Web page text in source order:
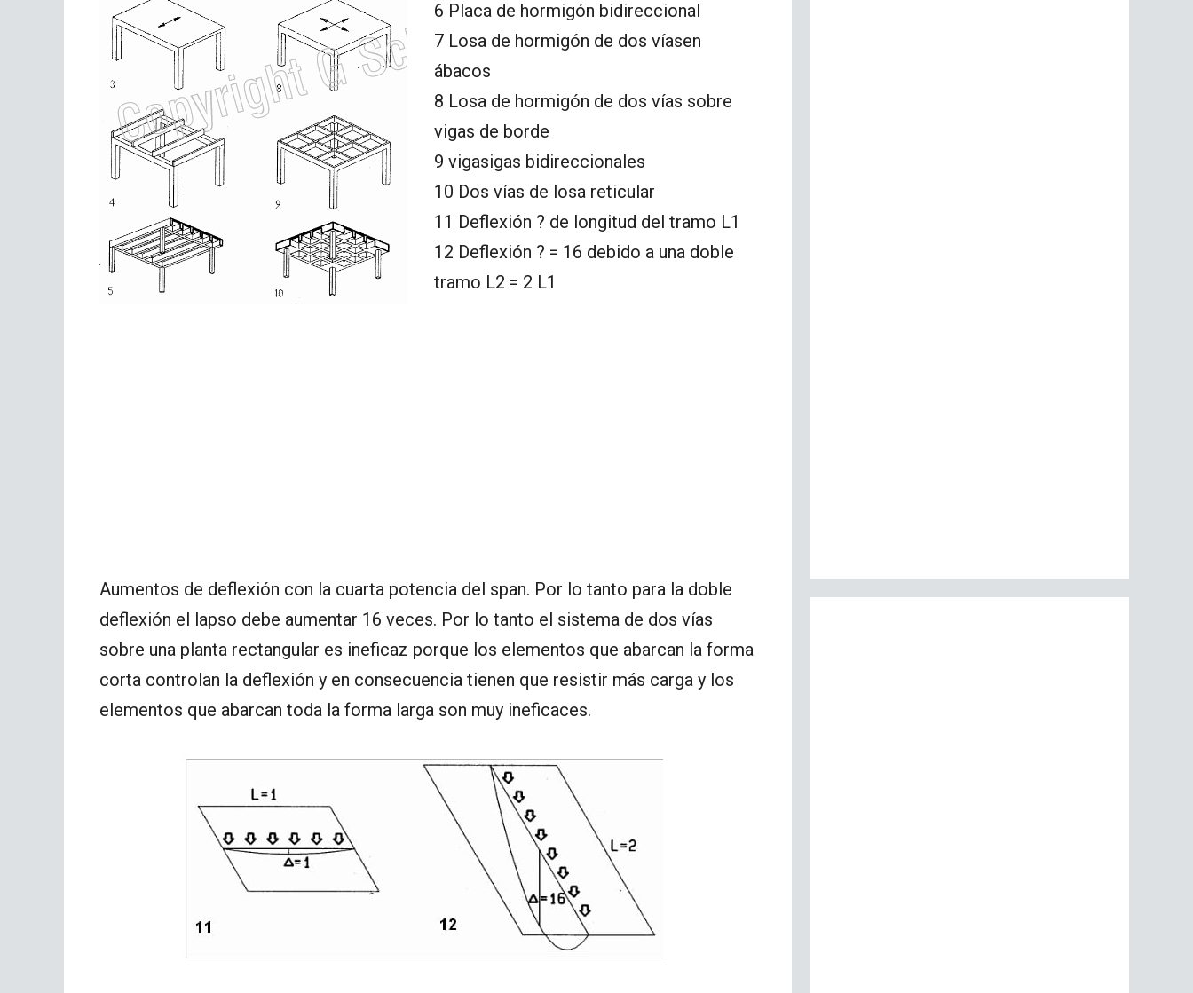
6 Placa de hormigón bidireccional
7 Losa de hormigón de dos víasen
ábacos
8 Losa de hormigón de dos vías sobre
vigas de borde
9 vigasigas bidireccionales
10 Dos vías de losa reticular
11 Deflexión ? de longitud del tramo L1
12 Deflexión ? = 16 debido a una doble
tramo L2 = 2 L1
Aumentos de deflexión con la cuarta potencia del span. Por lo tanto para la doble
deflexión el lapso debe aumentar 16 veces. Por lo tanto el sistema de dos vías
sobre una planta rectangular es ineficaz porque los elementos que abarcan la forma
corta controlan la deflexión y en consecuencia tienen que resistir más carga y los
elementos que abarcan toda la forma larga son muy ineficaces.